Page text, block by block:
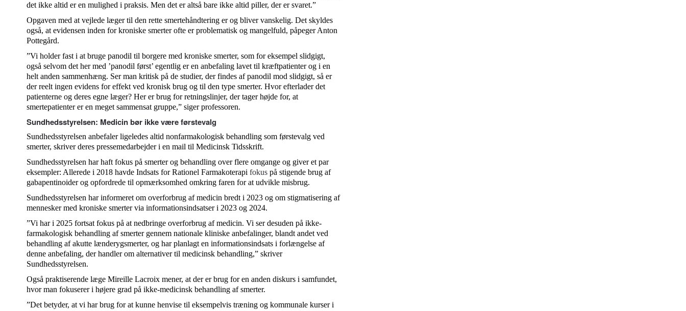
det ikke altid er en mulighed i praksis. Men det er altså bare ikke altid piller, der er svaret.”
Opgaven med at vejlede læger til den rette smertehåndtering er og bliver vanskelig. Det skyldes
også, at evidensen inden for kroniske smerter ofte er problematisk og mangelfuld, påpeger Anton
Pottegård.
”Vi holder fast i at bruge panodil til borgere med kroniske smerter, som for eksempel slidgigt,
også selvom det her med ’panodil først’ egentlig er en anbefaling lavet til kræftpatienter og i en
helt anden sammenhæng. Ser man kritisk på de studier, der findes af panodil mod slidgigt, så er
der reelt ingen evidens for effekt ved kronisk brug og til den type smerter. Hvor efterlader det
patienterne og deres egne læger? Her er brug for retningslinjer, der tager højde for, at
smertepatienter er en meget sammensat gruppe,” siger professoren.
Sundhedsstyrelsen: Medicin bør ikke være førstevalg
Sundhedsstyrelsen anbefaler ligeledes altid nonfarmakologisk behandling som førstevalg ved
smerter, skriver deres pressemedarbejder i en mail til Medicinsk Tidsskrift.
Sundhedsstyrelsen har haft fokus på smerter og behandling over flere omgange og giver et par
eksempler: Allerede i 2018 havde Indsats for Rationel Farmakoterapi fokus på stigende brug af
gabapentinoider og opfordrede til opmærksomhed omkring faren for at udvikle misbrug.
Sundhedsstyrelsen har informeret om overforbrug af medicin bredt i 2023 og om stigmatisering af
mennesker med kroniske smerter via informationsindsatser i 2023 og 2024.
”Vi har i 2025 fortsat fokus på at nedbringe overforbrug af medicin. Vi ser desuden på ikke-
farmakologisk behandling af smerter gennem nationale kliniske anbefalinger, blandt andet ved
behandling af akutte lænderygsmerter, og har planlagt en informationsindsats i forlængelse af
denne anbefaling, der handler om alternativer til medicinsk behandling,” skriver
Sundhedsstyrelsen.
Også praktiserende læge Mireille Lacroix mener, at der er brug for en anden diskurs i samfundet,
hvor man fokuserer i højere grad på ikke-medicinsk behandling af smerter.
”Det betyder, at vi har brug for at kunne henvise til eksempelvis træning og kommunale kurser i